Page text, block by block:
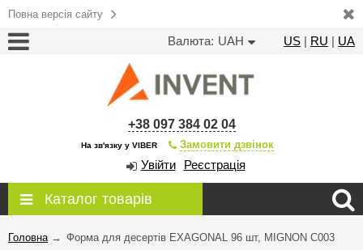
Повна версія сайту
Валюта: UAH US | RU | UA
+38 097 384 02 04
На зв'язку у VIBER Замовити дзвінок
Увійти Реєстрація
Каталог товарів
Головна → Форма для десертів EXAGONAL 96 шт, MIGNON C003